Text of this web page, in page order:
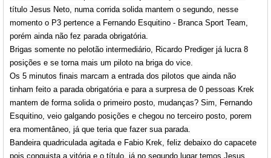
título Jesus Neto, numa corrida solida mantem o segundo, nesse
momento o P3 pertence a Fernando Esquitino - Branca Sport Team,
porém ainda não fez parada obrigatória.
Brigas somente no pelotão intermediário, Ricardo Prediger já lucra 8
posições e se torna mais um piloto na briga do vice.
Os 5 minutos finais marcam a entrada dos pilotos que ainda não
tinham feito a parada obrigatória e para a surpresa de 0 pessoas Krek
mantem de forma solida o primeiro posto, mudanças? Sim, Fernando
Esquitino, veio galgando posições e chegou no terceiro posto, porem
era momentâneo, já que teria que fazer sua parada.
Bandeira quadriculada agitada e Fabio Krek, feliz debaixo do capacete
pois conquista a vitória e o título, já no segundo lugar temos Jesus